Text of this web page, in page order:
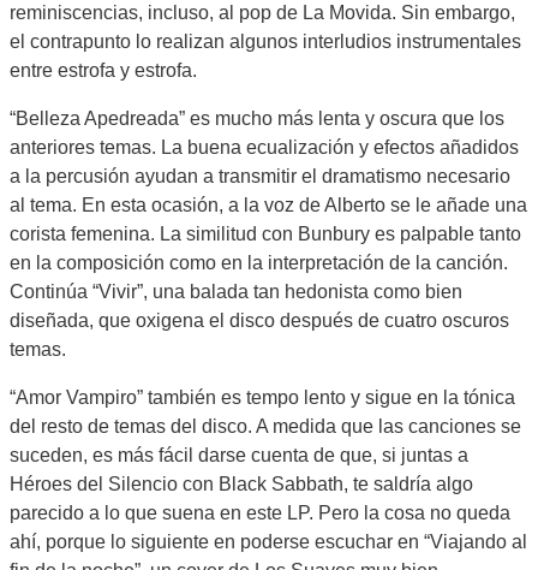
reminiscencias, incluso, al pop de La Movida. Sin embargo,
el contrapunto lo realizan algunos interludios instrumentales
entre estrofa y estrofa.
“Belleza Apedreada” es mucho más lenta y oscura que los
anteriores temas. La buena ecualización y efectos añadidos
a la percusión ayudan a transmitir el dramatismo necesario
al tema. En esta ocasión, a la voz de Alberto se le añade una
corista femenina. La similitud con Bunbury es palpable tanto
en la composición como en la interpretación de la canción.
Continúa “Vivir”, una balada tan hedonista como bien
diseñada, que oxigena el disco después de cuatro oscuros
temas.
“Amor Vampiro” también es tempo lento y sigue en la tónica
del resto de temas del disco. A medida que las canciones se
suceden, es más fácil darse cuenta de que, si juntas a
Héroes del Silencio con Black Sabbath, te saldría algo
parecido a lo que suena en este LP. Pero la cosa no queda
ahí, porque lo siguiente en poderse escuchar en “Viajando al